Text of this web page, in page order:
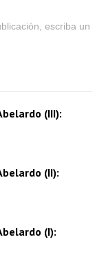
escriba un
(III):
(II):
(I):